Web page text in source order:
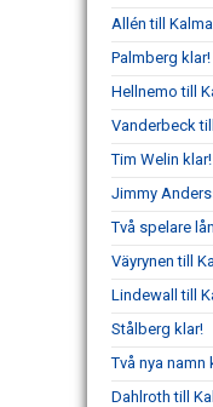
Allén till
Palmberg klar!
Hellnemo till
Vanderbeck
Tim Welin klar!
Jimmy
Två spelare
Väyrynen till
Lindewall till
Stålberg klar!
Två nya namn
Dahlroth till